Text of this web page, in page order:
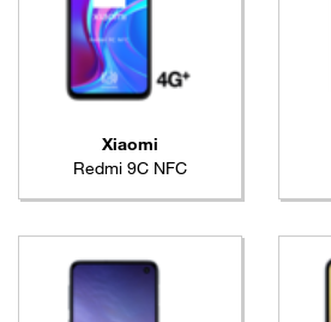
Xiaomi
Redmi 9C NFC